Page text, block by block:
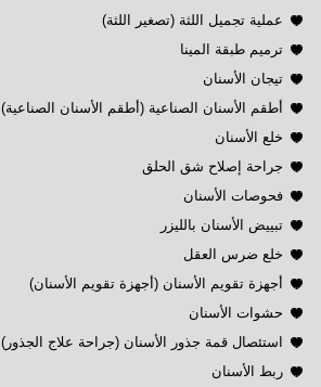
عملية تجميل اللثة (تصغير اللثة)
ترميم طبقة المينا
تيجان الأسنان
أطقم الأسنان الصناعية (أطقم الأسنان الصناعية)
خلع الأسنان
جراحة إصلاح شق الحلق
فحوصات الأسنان
تبييض الأسنان بالليزر
خلع ضرس العقل
أجهزة تقويم الأسنان (أجهزة تقويم الأسنان)
حشوات الأسنان
استئصال قمة جذور الأسنان (جراحة علاج الجذور)
ربط الأسنان